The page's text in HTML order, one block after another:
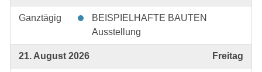
Ganztägig
BEISPIELHAFTE BAUTEN
Ausstellung
21. August 2026 Freitag